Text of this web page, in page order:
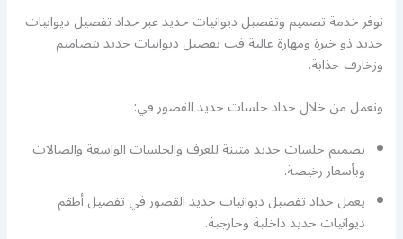
نوفر خدمة تصميم وتفصيل ديوانيات حديد عبر حداد تفصيل ديوانيات
حديد ذو خبرة ومهارة عالية فب تفصيل ديوانيات حديد بتصاميم
وزخارف جذابة.
ونعمل من خلال حداد جلسات حديد القصور في:
تصميم جلسات حديد متينة للغرف والجلسات الواسعة والصالات
وبأسعار رخيصة.
يعمل حداد تفصيل ديوانيات حديد القصور في تفصيل أطقم
ديوانيات حديد داخلية وخارجية.